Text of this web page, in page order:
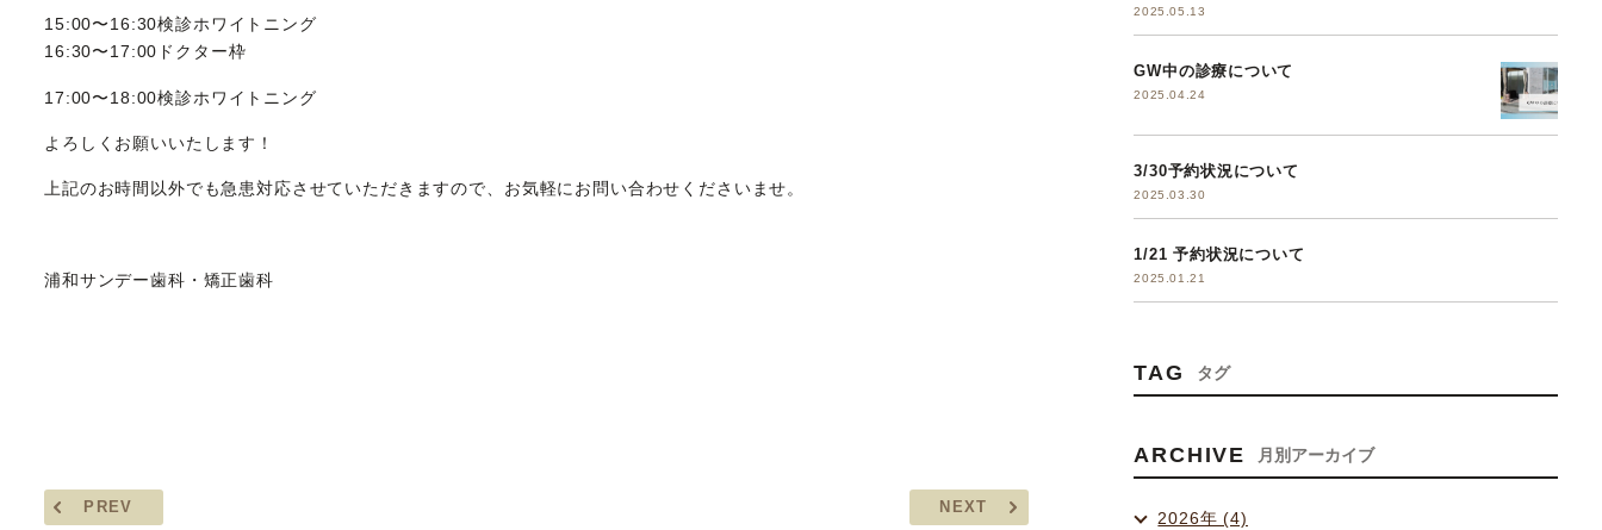
15:00〜16:30検診ホワイトニング
16:30〜17:00ドクター枠
17:00〜18:00検診ホワイトニング
よろしくお願いいたします！
上記のお時間以外でも急患対応させていただきますので、お気軽にお問い合わせくださいませ。
浦和サンデー歯科・矯正歯科
PREV NEXT
2025.05.13
GW中の診療について
2025.04.24
3/30予約状況について
2025.03.30
1/21 予約状況について
2025.01.21
TAG タグ
ARCHIVE 月別アーカイブ
2026年 (4)